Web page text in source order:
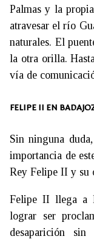
Palmas y la
atravesar el río
naturales. El
la otra orilla.
vía de
FELIPE II EN
Sin ninguna
importancia de
Rey Felipe II y su
Felipe II llega a
lograr ser
desaparición